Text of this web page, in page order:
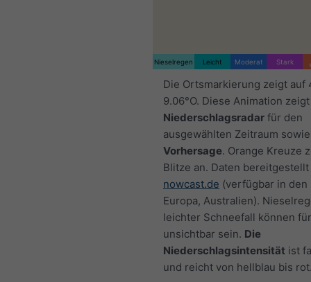
Nieselregen Leicht Moderat Stark
Die Ortsmarkierung zeigt auf
9.06°O. Diese Animation
Niederschlagsradar für den
ausgewählten Zeitraum
Vorhersage. Orange Kreuze
Blitze an. Daten
nowcast.de (verfügbar in den
Europa, Australien).
leichter Schneefall können
unsichtbar sein. Die
Niederschlagsintensität ist
und reicht von hellblau bis